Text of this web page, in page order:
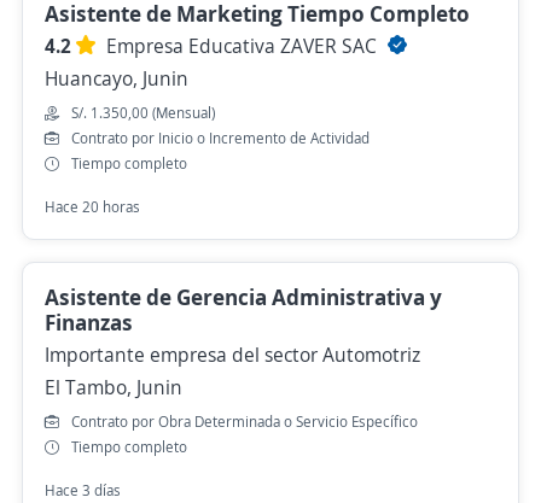
Asistente de Marketing Tiempo Completo
4.2
Empresa Educativa ZAVER SAC
Huancayo, Junin
S/. 1.350,00 (Mensual)
Contrato por Inicio o Incremento de Actividad
Tiempo completo
Hace 20 horas
Asistente de Gerencia Administrativa y
Finanzas
Importante empresa del sector Automotriz
El Tambo, Junin
Contrato por Obra Determinada o Servicio Específico
Tiempo completo
Hace 3 días